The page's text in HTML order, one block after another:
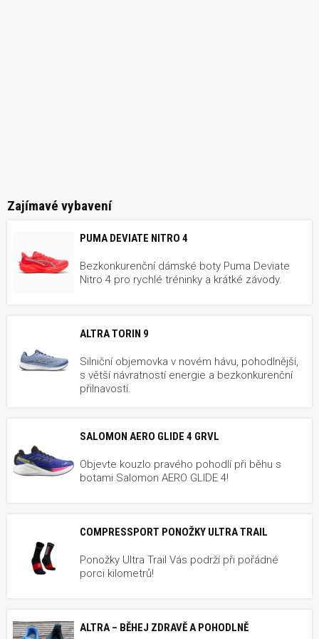
Zajímavé vybavení
PUMA DEVIATE NITRO 4
Bezkonkurenční dámské boty Puma Deviate
Nitro 4 pro rychlé tréninky a krátké závody.
ALTRA TORIN 9
Silniční objemovka v novém hávu, pohodlnější,
s větší návratností energie a bezkonkurenční
přilnavostí.
SALOMON AERO GLIDE 4 GRVL
Objevte kouzlo pravého pohodlí při běhu s
botami Salomon AERO GLIDE 4!
COMPRESSPORT PONOŽKY ULTRA TRAIL
Ponožky Ultra Trail Vás podrží při pořádné
porci kilometrů!
ALTRA – BĚHEJ ZDRAVĚ A POHODLNĚ